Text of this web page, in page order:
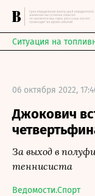
Ситуация на
06 октября 2022,
Джокович
За выход в
теннисиста
Ведомости.Спорт